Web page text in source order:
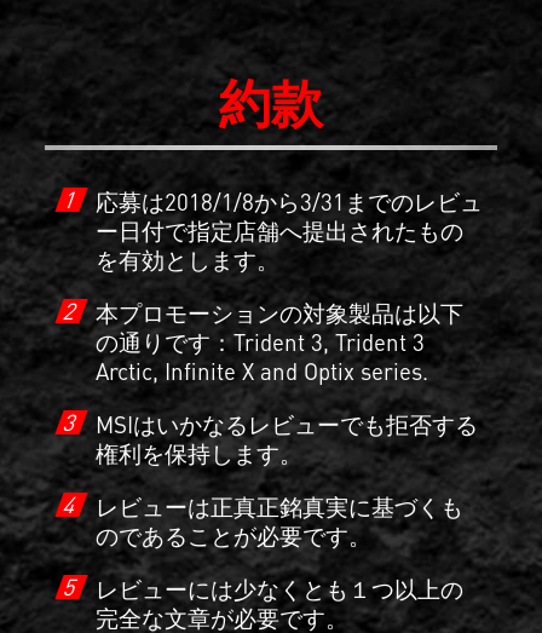
約款
1 応募は2018/1/8から3/31までのレビュ
ー日付で指定店舗へ提出されたもの
を有効とします。
2 本プロモーションの対象製品は以下
の通りです：Trident 3, Trident 3
Arctic, Infinite X and Optix series.
3 MSIはいかなるレビューでも拒否する
権利を保持します。
4 レビューは正真正銘真実に基づくも
のであることが必要です。
5
レビューには少なくとも１つ以上の
完全な文章が必要です。